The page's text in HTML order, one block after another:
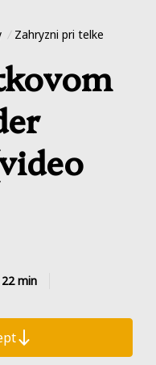
Zahryzni pri telke
22 min